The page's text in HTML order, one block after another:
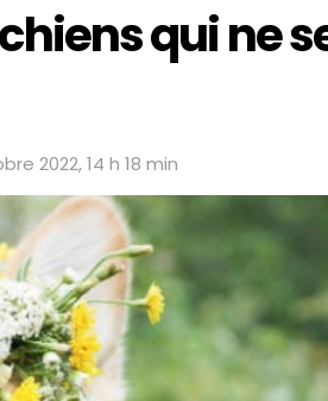
qui ne
2022, 14 h 18 min